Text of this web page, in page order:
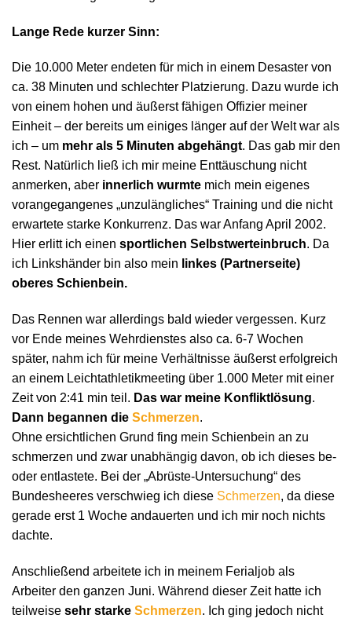
Lange Rede kurzer Sinn:
Die 10.000 Meter endeten für mich in einem Desaster von
ca. 38 Minuten und schlechter Platzierung. Dazu wurde ich
von einem hohen und äußerst fähigen Offizier meiner
Einheit – der bereits um einiges länger auf der Welt war als
ich – um mehr als 5 Minuten abgehängt. Das gab mir den
Rest. Natürlich ließ ich mir meine Enttäuschung nicht
anmerken, aber innerlich wurmte mich mein eigenes
vorangegangenes „unzulängliches“ Training und die nicht
erwartete starke Konkurrenz. Das war Anfang April 2002.
Hier erlitt ich einen sportlichen Selbstwerteinbruch. Da
ich Linkshänder bin also mein linkes (Partnerseite)
oberes Schienbein.
Das Rennen war allerdings bald wieder vergessen. Kurz
vor Ende meines Wehrdienstes also ca. 6-7 Wochen
später, nahm ich für meine Verhältnisse äußerst erfolgreich
an einem Leichtathletikmeeting über 1.000 Meter mit einer
Zeit von 2:41 min teil. Das war meine Konfliktlösung.
Dann begannen die Schmerzen.
Ohne ersichtlichen Grund fing mein Schienbein an zu
schmerzen und zwar unabhängig davon, ob ich dieses be-
oder entlastete. Bei der „Abrüste-Untersuchung“ des
Bundesheeres verschwieg ich diese Schmerzen, da diese
gerade erst 1 Woche andauerten und ich mir noch nichts
dachte.
Anschließend arbeitete ich in meinem Ferialjob als
Arbeiter den ganzen Juni. Während dieser Zeit hatte ich
teilweise sehr starke Schmerzen. Ich ging jedoch nicht